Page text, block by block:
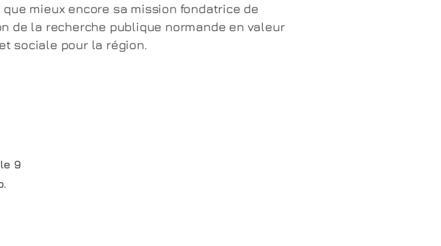
que mieux encore sa mission fondatrice de
de la recherche publique normande en valeur
sociale pour la région.
9